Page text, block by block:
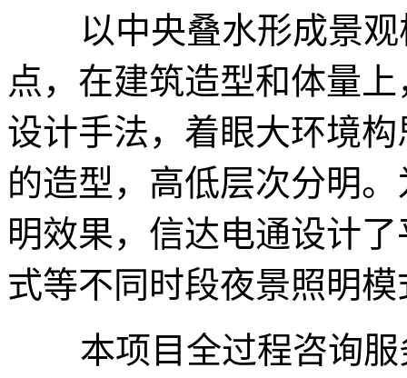
以中央叠水形成景观
点，在建筑造型和体量
设计手法，着眼大环境
的造型，高低层次分明
明效果，信达电通设计
式等不同时段夜景照明
本项目全过程咨询服